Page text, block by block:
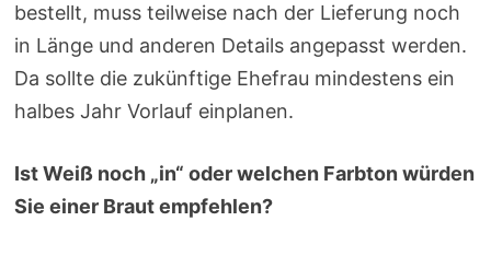
bestellt, muss teilweise nach der Lieferung noch
in Länge und anderen Details angepasst werden.
Da sollte die zukünftige Ehefrau mindestens ein
halbes Jahr Vorlauf einplanen.
Ist Weiß noch „in“ oder welchen Farbton würden
Sie einer Braut empfehlen?